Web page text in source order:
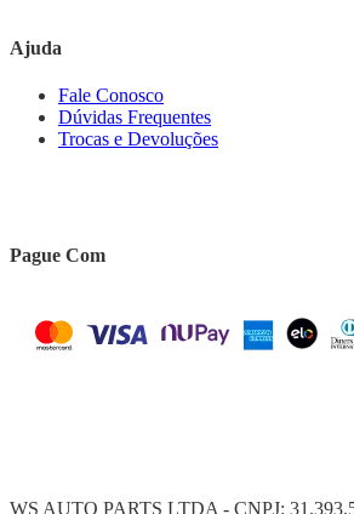
Ajuda
Fale Conosco
Dúvidas Frequentes
Trocas e Devoluções
Pague Com
WS AUTO PARTS LTDA - CNPJ: